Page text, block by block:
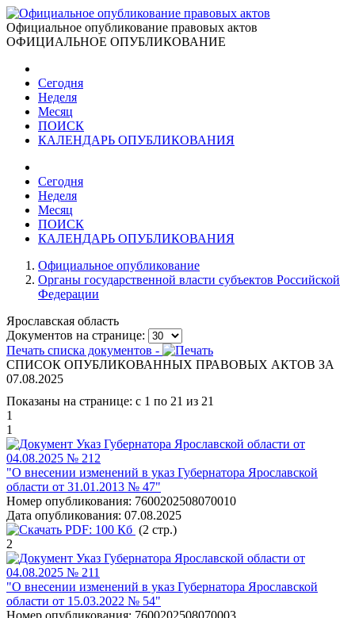
Официальное опубликование правовых актов
ОФИЦИАЛЬНОЕ ОПУБЛИКОВАНИЕ
Сегодня
Неделя
Месяц
ПОИСК
КАЛЕНДАРЬ ОПУБЛИКОВАНИЯ
Сегодня
Неделя
Месяц
ПОИСК
КАЛЕНДАРЬ ОПУБЛИКОВАНИЯ
Официальное опубликование
Органы государственной власти субъектов Российской
Федерации
Ярославская область
Документов на странице:
Печать списка документов -
СПИСОК ОПУБЛИКОВАННЫХ ПРАВОВЫХ АКТОВ ЗА
07.08.2025
Показаны на странице: с 1 по 21 из 21
1
1
Указ Губернатора Ярославской области от
04.08.2025 № 212
"О внесении изменений в указ Губернатора Ярославской
области от 31.01.2013 № 47"
Номер опубликования: 7600202508070010
Дата опубликования: 07.08.2025
PDF: 100 Кб (2 стр.)
2
Указ Губернатора Ярославской области от
04.08.2025 № 211
"О внесении изменений в указ Губернатора Ярославской
области от 15.03.2022 № 54"
Номер опубликования: 7600202508070003